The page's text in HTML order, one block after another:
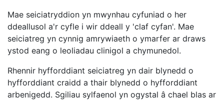
Mae seiciatryddion yn mwynhau cyfuniad o her
ddeallusol a'r cyfle i wir ddeall y 'claf cyfan'. Mae
seiciatreg yn cynnig amrywiaeth o ymarfer ar draws
ystod eang o leoliadau clinigol a chymunedol.
Rhennir hyfforddiant seiciatreg yn dair blynedd o
hyfforddiant craidd a thair blynedd o hyfforddiant
arbenigedd. Sgiliau sylfaenol yn ogystal â chael blas ar